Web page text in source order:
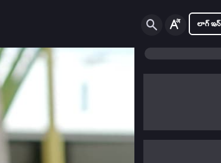
లాగ్ ఇన్